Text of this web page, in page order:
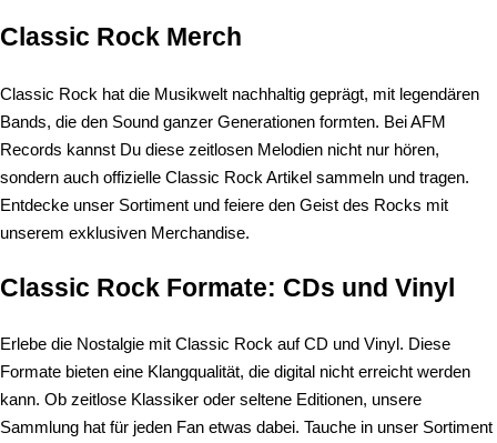
Classic Rock Merch
Classic Rock hat die Musikwelt nachhaltig geprägt, mit legendären
Bands, die den Sound ganzer Generationen formten. Bei AFM
Records kannst Du diese zeitlosen Melodien nicht nur hören,
sondern auch offizielle Classic Rock Artikel sammeln und tragen.
Entdecke unser Sortiment und feiere den Geist des Rocks mit
unserem exklusiven Merchandise.
Classic Rock Formate: CDs und Vinyl
Erlebe die Nostalgie mit Classic Rock auf CD und Vinyl. Diese
Formate bieten eine Klangqualität, die digital nicht erreicht werden
kann. Ob zeitlose Klassiker oder seltene Editionen, unsere
Sammlung hat für jeden Fan etwas dabei. Tauche in unser Sortiment